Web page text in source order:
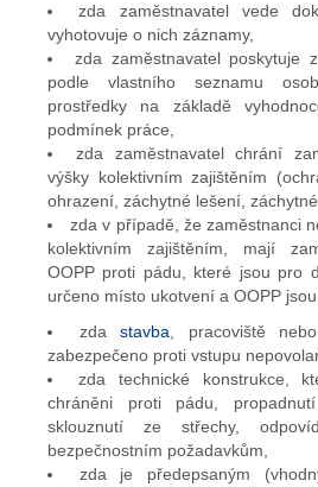
zda zaměstnavatel vede
vyhotovuje o nich záznamy,
zda zaměstnavatel poskytuje
podle vlastního seznamu
prostředky na základě
podmínek práce,
zda zaměstnavatel chrání
výšky kolektivním zajištěním
ohrazení, záchytné lešení, záchytné
zda v případě, že zaměstnanci
kolektivním zajištěním, mají
OOPP proti pádu, které jsou pro
určeno místo ukotvení a OOPP
zdastavba , pracoviště
zabezpečeno proti vstupu
zda technické konstrukce,
chráněni proti pádu,
sklouznutí ze střechy,
bezpečnostním požadavkům,
zda je předepsaným